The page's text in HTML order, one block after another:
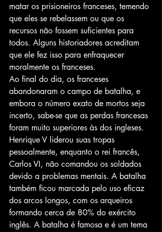
matar os prisioneiros franceses, temendo
que eles se rebelassem ou que os
recursos não fossem suficientes para
todos. Alguns historiadores acreditam
que ele fez isso para enfraquecer
moralmente os franceses.
Ao final do dia, os franceses
abandonaram o campo de batalha, e
embora o número exato de mortos seja
incerto, sabe-se que as perdas francesas
foram muito superiores às dos ingleses.
Henrique V liderou suas tropas
pessoalmente, enquanto o rei francês,
Carlos VI, não comandou os soldados
devido a problemas mentais. A batalha
também ficou marcada pelo uso eficaz
dos arcos longos, com os arqueiros
formando cerca de 80% do exército
inglês. A batalha é famosa e é um tema